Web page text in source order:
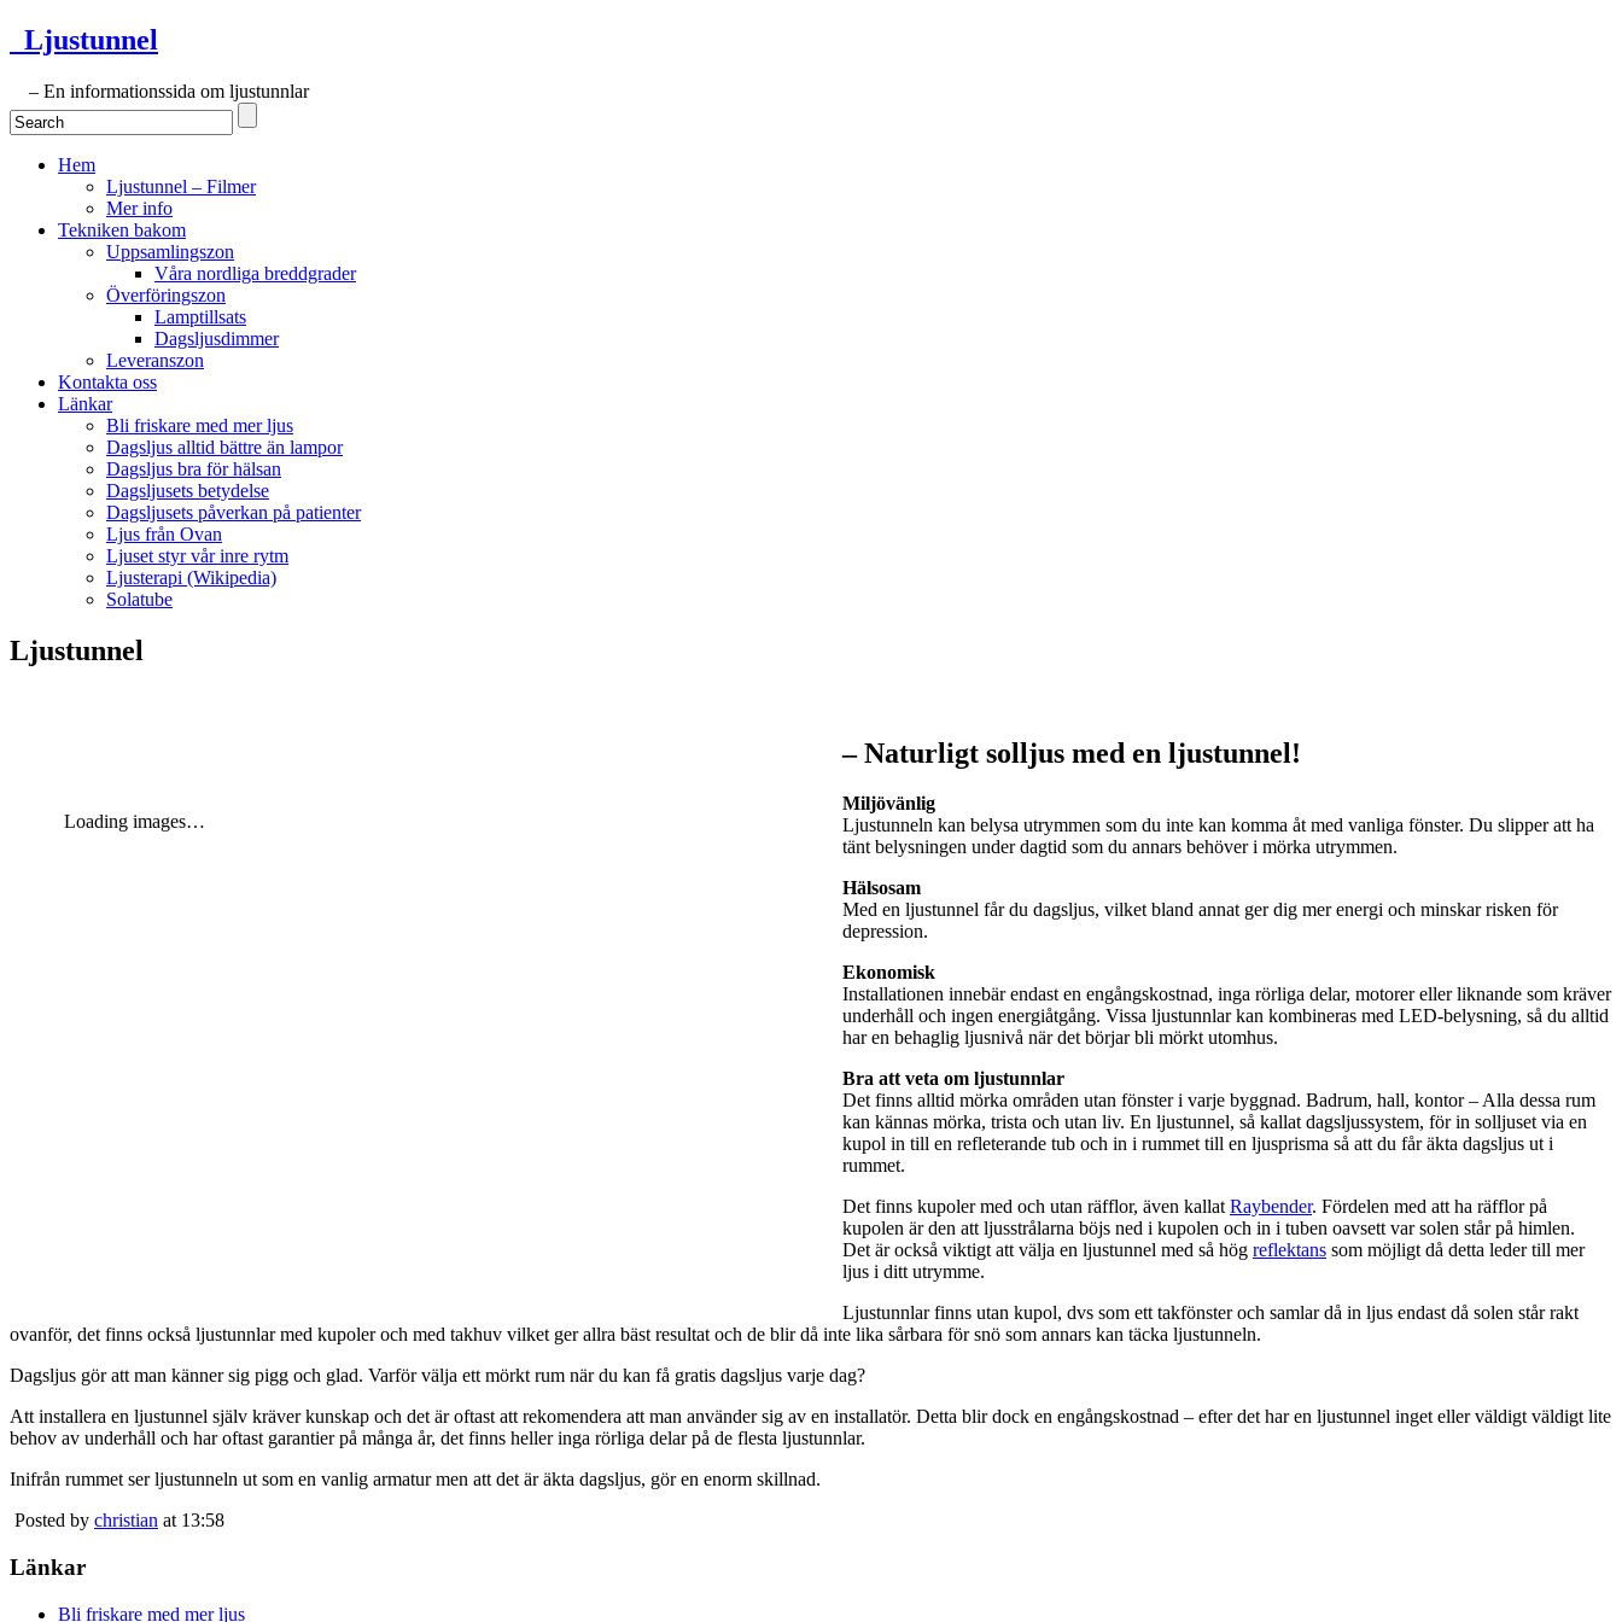
Ljustunnel
– En informationssida om ljustunnlar
Hem
Ljustunnel – Filmer
Mer info
Tekniken bakom
Uppsamlingszon
Våra nordliga breddgrader
Överföringszon
Lamptillsats
Dagsljusdimmer
Leveranszon
Kontakta oss
Länkar
Bli friskare med mer ljus
Dagsljus alltid bättre än lampor
Dagsljus bra för hälsan
Dagsljusets betydelse
Dagsljusets påverkan på patienter
Ljus från Ovan
Ljuset styr vår inre rytm
Ljusterapi (Wikipedia)
Solatube
Ljustunnel
Loading images…
– Naturligt solljus med en ljustunnel!
Miljövänlig
Ljustunneln kan belysa utrymmen som du inte kan komma åt med vanliga fönster. Du slipper att ha
tänt belysningen under dagtid som du annars behöver i mörka utrymmen.
Hälsosam
Med en ljustunnel får du dagsljus, vilket bland annat ger dig mer energi och minskar risken för
depression.
Ekonomisk
Installationen innebär endast en engångskostnad, inga rörliga delar, motorer eller liknande som kräver
underhåll och ingen energiåtgång. Vissa ljustunnlar kan kombineras med LED-belysning, så du alltid
har en behaglig ljusnivå när det börjar bli mörkt utomhus.
Bra att veta om ljustunnlar
Det finns alltid mörka områden utan fönster i varje byggnad. Badrum, hall, kontor – Alla dessa rum
kan kännas mörka, trista och utan liv. En ljustunnel, så kallat dagsljussystem, för in solljuset via en
kupol in till en refleterande tub och in i rummet till en ljusprisma så att du får äkta dagsljus ut i
rummet.
Det finns kupoler med och utan räfflor, även kallatRaybender. Fördelen med att ha räfflor på
kupolen är den att ljusstrålarna böjs ned i kupolen och in i tuben oavsett var solen står på himlen.
Det är också viktigt att välja en ljustunnel med så hög reflektans som möjligt då detta leder till mer
ljus i ditt utrymme.
Ljustunnlar finns utan kupol, dvs som ett takfönster och samlar då in ljus endast då solen står rakt
ovanför, det finns också ljustunnlar med kupoler och med takhuv vilket ger allra bäst resultat och de blir då inte lika sårbara för snö som annars kan täcka ljustunneln.
Dagsljus gör att man känner sig pigg och glad. Varför välja ett mörkt rum när du kan få gratis dagsljus varje dag?
Att installera en ljustunnel själv kräver kunskap och det är oftast att rekomendera att man använder sig av en installatör. Detta blir dock en engångskostnad – efter det har en ljustunnel inget eller väldigt väldigt lite
behov av underhåll och har oftast garantier på många år, det finns heller inga rörliga delar på de flesta ljustunnlar.
Inifrån rummet ser ljustunneln ut som en vanlig armatur men att det är äkta dagsljus, gör en enorm skillnad.
Posted by christian at 13:58
Länkar
Bli friskare med mer ljus